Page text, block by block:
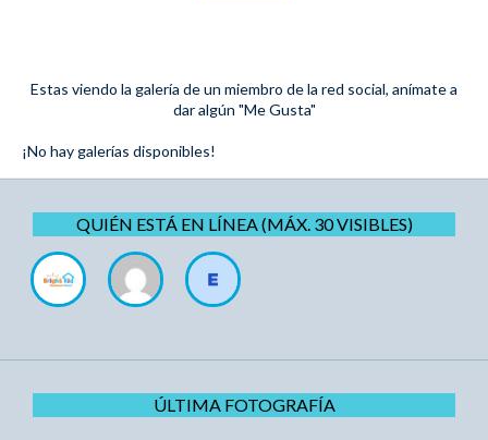
Estas viendo la galería de un miembro de la red social, anímate a
dar algún "Me Gusta"
¡No hay galerías disponibles!
QUIÉN ESTÁ EN LÍNEA (MÁX. 30 VISIBLES)
ÚLTIMA FOTOGRAFÍA